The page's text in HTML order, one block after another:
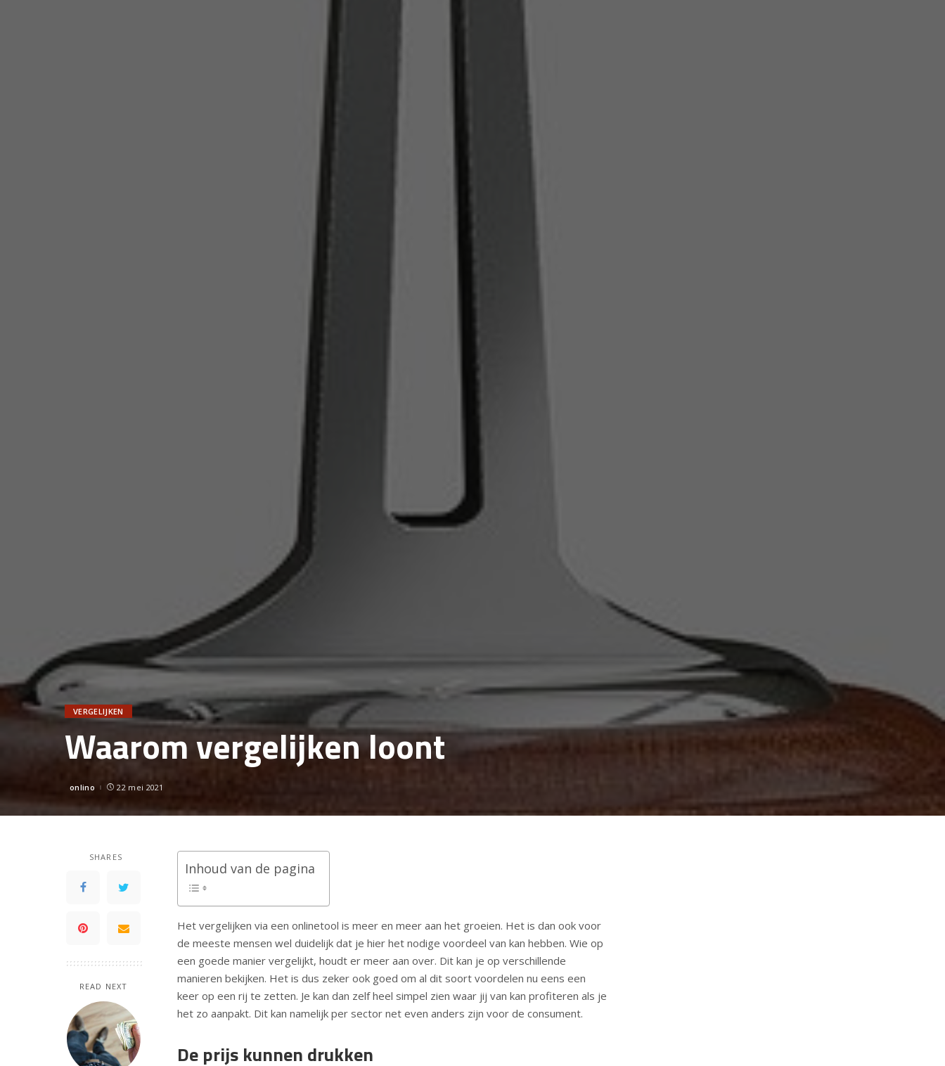
VERGELIJKEN
Waarom vergelijken loont
Posted
onlino 22 mei 2021
SHARES
READ NEXT
Inhoud van de pagina
Het vergelijken via een onlinetool is meer en meer aan het groeien. Het is dan ook voor
de meeste mensen wel duidelijk dat je hier het nodige voordeel van kan hebben. Wie op
een goede manier vergelijkt, houdt er meer aan over. Dit kan je op verschillende
manieren bekijken. Het is dus zeker ook goed om al dit soort voordelen nu eens een
keer op een rij te zetten. Je kan dan zelf heel simpel zien waar jij van kan profiteren als je
het zo aanpakt. Dit kan namelijk per sector net even anders zijn voor de consument.
De prijs kunnen drukken